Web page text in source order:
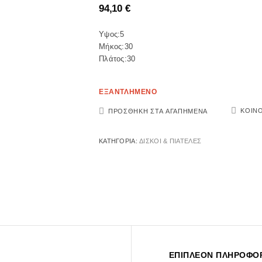
94,10 €
Υψος:5
Μήκος:30
Πλάτος:30
ΕΞΑΝΤΛΗΜΕΝΟ
ΠΡΟΣΘΉΚΗ ΣΤΑ ΑΓΑΠΗΜΈΝΑ
ΚΑΤΗΓΟΡΊΑ:ΔΙΣΚΟΙ & ΠΙΑΤΕΛΕΣ
ΕΠΙΠΛΈΟΝ